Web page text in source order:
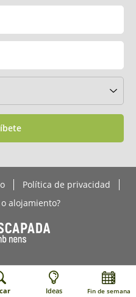
Política de privacidad
alojamiento?
Ideas Fin de semana